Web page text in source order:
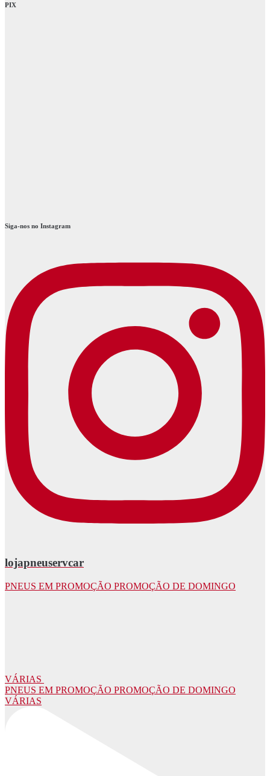
PIX
Siga-nos no Instagram
lojapneuservcar
PNEUS EM PROMOÇÃO PROMOÇÃO DE DOMINGO
VÁRIAS
PNEUS EM PROMOÇÃO PROMOÇÃO DE DOMINGO
VÁRIAS